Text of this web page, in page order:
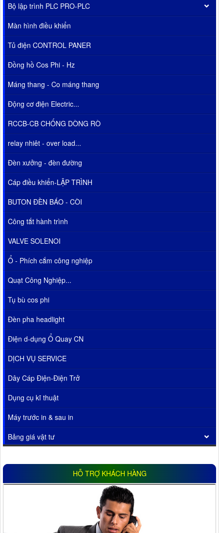
Bộ lập trình PLC PRO-PLC
Màn hình điều khiển
Tủ điện CONTROL PANER
Đồng hồ Cos Phi - Hz
Máng thang - Co máng thang
Động cơ điện Electric...
RCCB-CB CHỐNG DÒNG RÒ
relay nhiêt - over load...
Đèn xưởng - đèn đường
Cáp điều khiển-LẬP TRÌNH
BUTON ĐÈN BÁO - CÒI
Công tắt hành trình
VALVE SOLENOI
Ổ - Phích cắm công nghiệp
Quạt Công Nghiệp...
Tụ bù cos phi
Đèn pha headlight
Điện d-dụng Ổ Quay CN
DỊCH VỤ SERVICE
Dây Cáp Điện-Điện Trở
Dụng cụ kĩ thuật
Máy trước in & sau in
Bảng giá vật tư
HỖ TRỢ KHÁCH HÀNG